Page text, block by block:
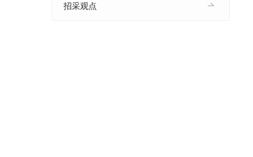
招采观点